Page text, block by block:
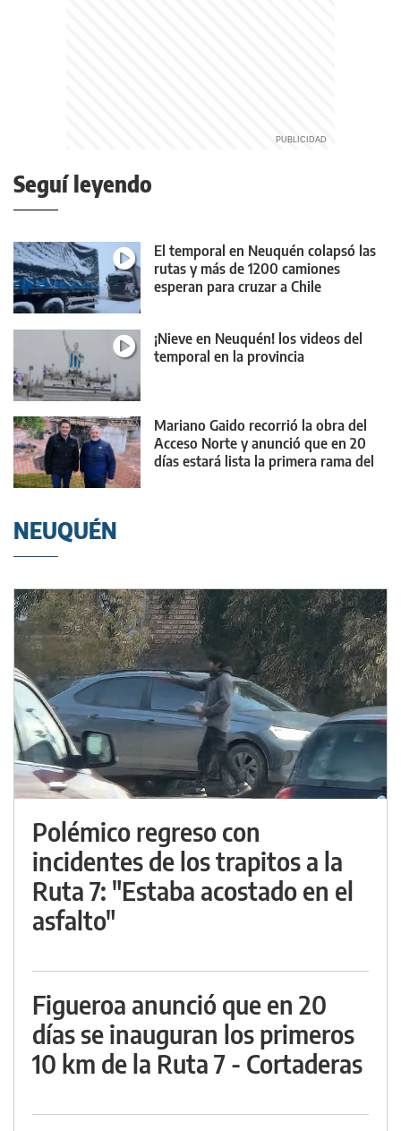
Seguí leyendo
El temporal en Neuquén colapsó las
rutas y más de 1200 camiones
esperan para cruzar a Chile
¡Nieve en Neuquén! los videos del
temporal en la provincia
Mariano Gaido recorrió la obra del
Acceso Norte y anunció que en 20
días estará lista la primera rama del
NEUQUÉN
Polémico regreso con
incidentes de los trapitos a la
Ruta 7: "Estaba acostado en el
asfalto"
Figueroa anunció que en 20
días se inauguran los primeros
10 km de la Ruta 7 - Cortaderas